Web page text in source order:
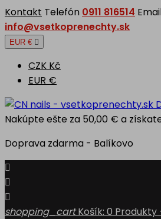
Kontakt Telefón 0911 816514
info@vsetkoprenechty.sk
EUR € 
CZK Kč
EUR €
Nakúpte ešte za 50,00 € a
Doprava zdarma - Balíkovo



shopping_cart Košík: 0 Produkty